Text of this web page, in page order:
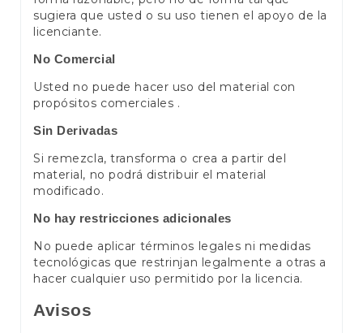
sugiera que usted o su uso tienen el apoyo de la
licenciante.
No Comercial
Usted no puede hacer uso del material con
propósitos comerciales .
Sin Derivadas
Si remezcla, transforma o crea a partir del
material, no podrá distribuir el material
modificado.
No hay restricciones adicionales
No puede aplicar términos legales ni medidas
tecnológicas que restrinjan legalmente a otras a
hacer cualquier uso permitido por la licencia.
Avisos